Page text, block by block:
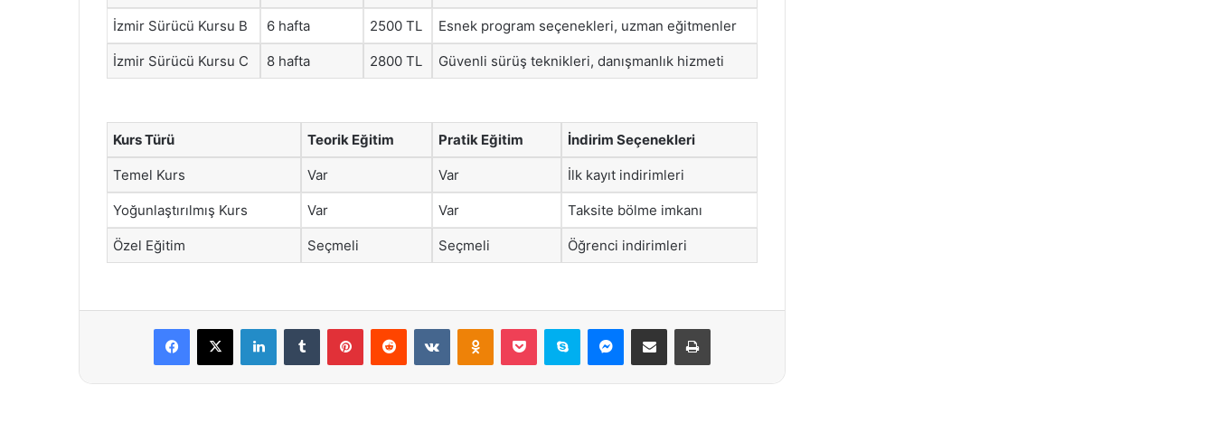
İzmir Sürücü Kursu B 6 hafta 2500 TL Esnek program seçenekleri, uzman eğitmenler
İzmir Sürücü Kursu C 8 hafta 2800 TL Güvenli sürüş teknikleri, danışmanlık hizmeti
Kurs Türü Teorik Eğitim Pratik Eğitim İndirim Seçenekleri
Temel Kurs Var Var İlk kayıt indirimleri
Yoğunlaştırılmış Kurs Var Var Taksite bölme imkanı
Özel Eğitim Seçmeli Seçmeli Öğrenci indirimleri
Facebook
X LinkedInTumblr PinterestReddit VKontakteOdnoklassniki
Pocket Skype Messenger
E-Posta ile paylaş Yazdır